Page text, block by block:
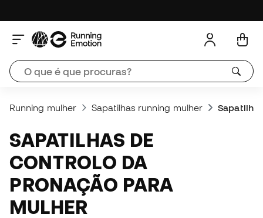
Running mulher Sapatilhas running mulher
SAPATILHAS DE
CONTROLO DA
PRONAÇÃO PARA
MULHER